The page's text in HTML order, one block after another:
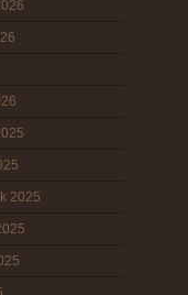
2025